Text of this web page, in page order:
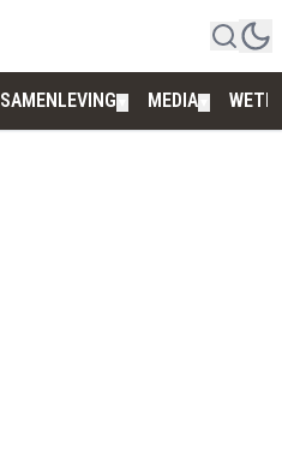
SAMENLEVING MEDIA